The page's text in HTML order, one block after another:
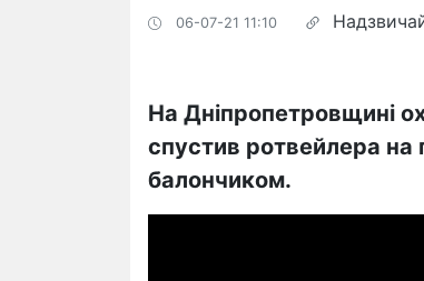
06-07-21 11:10
На Дніпропетровщині
спустив ротвейлера на
балончиком.